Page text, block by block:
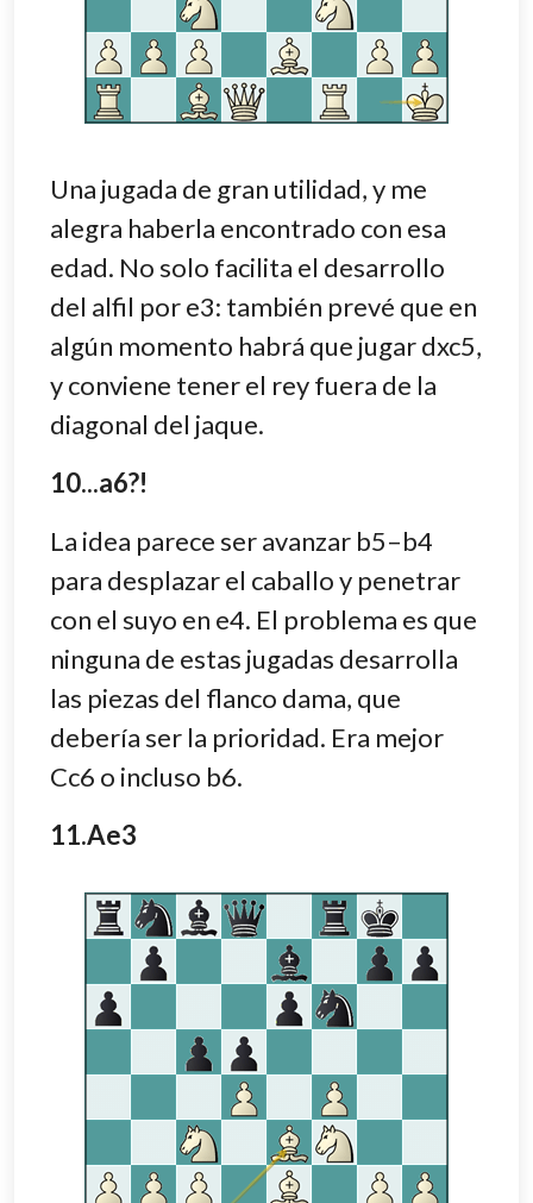
Una jugada de gran utilidad, y me
alegra haberla encontrado con esa
edad. No solo facilita el desarrollo
del alfil por e3: también prevé que en
algún momento habrá que jugar dxc5,
y conviene tener el rey fuera de la
diagonal del jaque.
10...a6?!
La idea parece ser avanzar b5–b4
para desplazar el caballo y penetrar
con el suyo en e4. El problema es que
ninguna de estas jugadas desarrolla
las piezas del flanco dama, que
debería ser la prioridad. Era mejor
Cc6 o incluso b6.
11.Ae3